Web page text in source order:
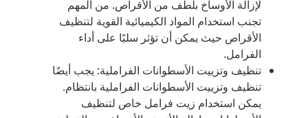
لإزالة الأوساخ بلطف من الأقراص. من المهم
تجنب استخدام المواد الكيميائية القوية لتنظيف
الأقراص حيث يمكن أن تؤثر سلبًا على أداء
الفرامل.
تنظيف وتزييت الأسطوانات الفراملية: يجب أيضًا
تنظيف وتزييت الأسطوانات الفراملية بانتظام.
يمكن استخدام زيت فرامل خاص لتنظيف